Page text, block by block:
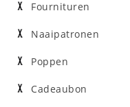
Fournituren
Naaipatronen
Poppen
Cadeaubon